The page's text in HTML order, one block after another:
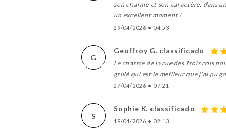
son charme et son caractère, dans
un excellent moment !
29/04/2026 • 04:53
G
Geoffroy G. classificado
Le charme de la rue des Trois rois
grillé qui est le meilleur que j’ai pu
27/04/2026 • 07:21
S
Sophie K. classificado
19/04/2026 • 02:13